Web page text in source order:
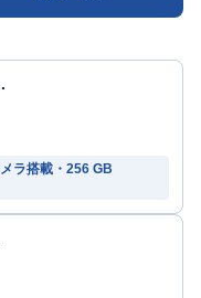
ラ搭載・256 GB